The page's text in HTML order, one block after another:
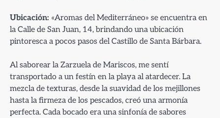
Ubicación: «Aromas del Mediterráneo» se encuentra en
la Calle de San Juan, 14, brindando una ubicación
pintoresca a pocos pasos del Castillo de Santa Bárbara.
Al saborear la Zarzuela de Mariscos, me sentí
transportado a un festín en la playa al atardecer. La
mezcla de texturas, desde la suavidad de los mejillones
hasta la firmeza de los pescados, creó una armonía
perfecta. Cada bocado era una sinfonía de sabores